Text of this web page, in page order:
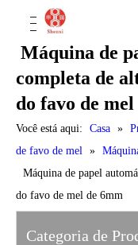
Máquina de
completa de
do favo de
Você está aqui: Casa »
de favo de mel »
Máquina de papel
do favo de mel de 6mm
Categoria de